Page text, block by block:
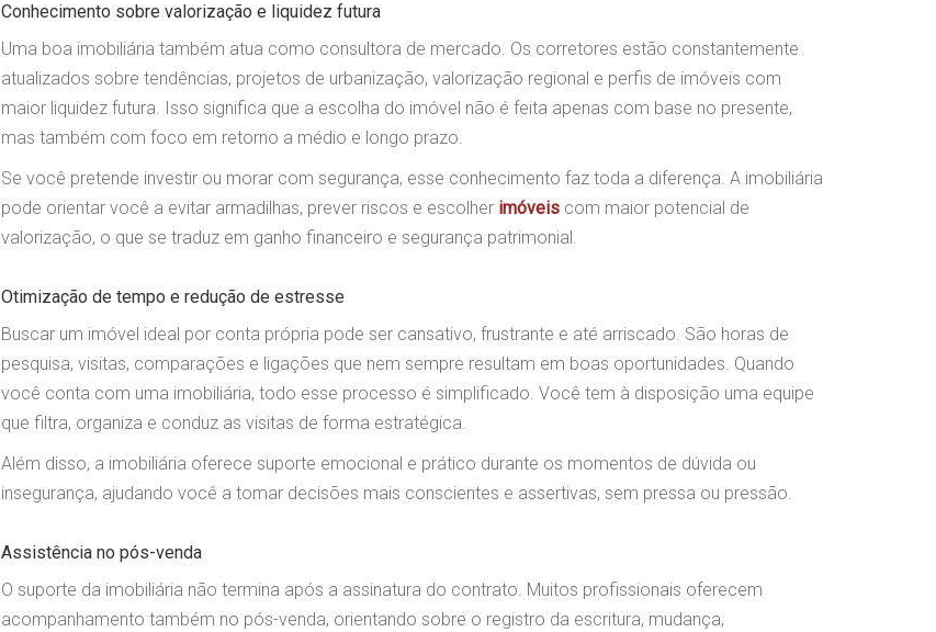
Conhecimento sobre valorização e liquidez futura
Uma boa imobiliária também atua como consultora de mercado. Os corretores estão constantemente
atualizados sobre tendências, projetos de urbanização, valorização regional e perfis de imóveis com
maior liquidez futura. Isso significa que a escolha do imóvel não é feita apenas com base no presente,
mas também com foco em retorno a médio e longo prazo.
Se você pretende investir ou morar com segurança, esse conhecimento faz toda a diferença. A imobiliária
pode orientar você a evitar armadilhas, prever riscos e escolher imóveis com maior potencial de
valorização, o que se traduz em ganho financeiro e segurança patrimonial.
Otimização de tempo e redução de estresse
Buscar um imóvel ideal por conta própria pode ser cansativo, frustrante e até arriscado. São horas de
pesquisa, visitas, comparações e ligações que nem sempre resultam em boas oportunidades. Quando
você conta com uma imobiliária, todo esse processo é simplificado. Você tem à disposição uma equipe
que filtra, organiza e conduz as visitas de forma estratégica.
Além disso, a imobiliária oferece suporte emocional e prático durante os momentos de dúvida ou
insegurança, ajudando você a tomar decisões mais conscientes e assertivas, sem pressa ou pressão.
Assistência no pós-venda
O suporte da imobiliária não termina após a assinatura do contrato. Muitos profissionais oferecem
acompanhamento também no pós-venda, orientando sobre o registro da escritura, mudança,